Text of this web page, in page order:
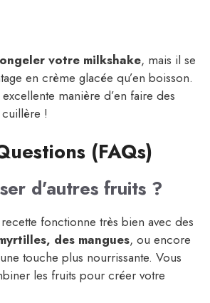
votre milkshake, mais il se
en crème glacée qu’en boisson.
excellente manière d’en faire des
!
(FAQs)
d’autres fruits ?
fonctionne très bien avec des
des mangues, ou encore
touche plus nourrissante. Vous
les fruits pour créer votre